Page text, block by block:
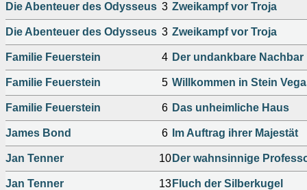
Die Abenteuer des Odysseus 3 Zweikampf vor Troja
Die Abenteuer des Odysseus 3 Zweikampf vor Troja
Familie Feuerstein 4 Der undankbare Nachbar
Familie Feuerstein 5 Willkommen in Stein
Familie Feuerstein 6 Das unheimliche Haus
James Bond 6 Im Auftrag ihrer Majestät
Jan Tenner 10 Der wahnsinnige
Jan Tenner 13 Fluch der Silberkugel